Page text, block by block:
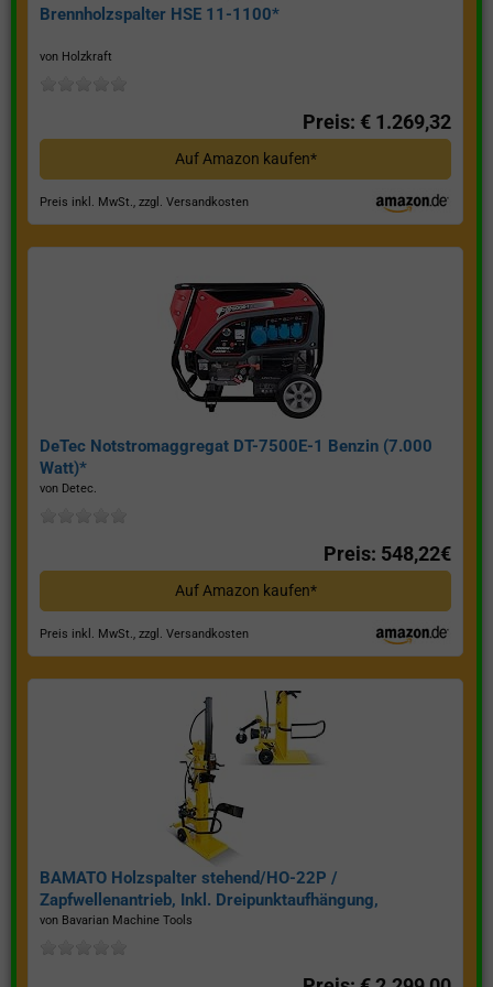
Brennholzspalter HSE 11-1100*
von Holzkraft
Preis: € 1.269,32
Auf Amazon kaufen*
Preis inkl. MwSt., zzgl. Versandkosten
DeTec Notstromaggregat DT-7500E-1 Benzin (7.000
Watt)*
von Detec.
Preis: 548,22€
Auf Amazon kaufen*
Preis inkl. MwSt., zzgl. Versandkosten
BAMATO Holzspalter stehend/HO-22P /
Zapfwellenantrieb, Inkl. Dreipunktaufhängung,
Spaltkraft 22 Tonnen*
von Bavarian Machine Tools